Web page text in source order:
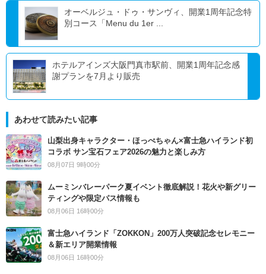
オーベルジュ・ドゥ・サンヴィ、開業1周年記念特
別コース「Menu du 1er ...
ホテルアインズ大阪門真市駅前、開業1周年記念感
謝プランを7月より販売
あわせて読みたい記事
山梨出身キャラクター・ほっぺちゃん×富士急ハイランド初
コラボ サン宝石フェア2026の魅力と楽しみ方
08月07日 9時00分
ムーミンバレーパーク夏イベント徹底解説！花火や新グリー
ティングや限定パス情報も
08月06日 16時00分
富士急ハイランド「ZOKKON」200万人突破記念セレモニー
＆新エリア開業情報
08月06日 16時00分